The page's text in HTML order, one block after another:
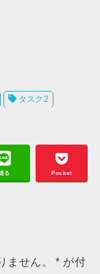
タスク2
る Pocket
ません。 * が付